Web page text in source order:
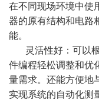
在不同现场环境中使
器的原有结构和电路
能。
灵活性好：可以
件编程轻松调整和优
量需求。还能方便地
实现系统的自动化测